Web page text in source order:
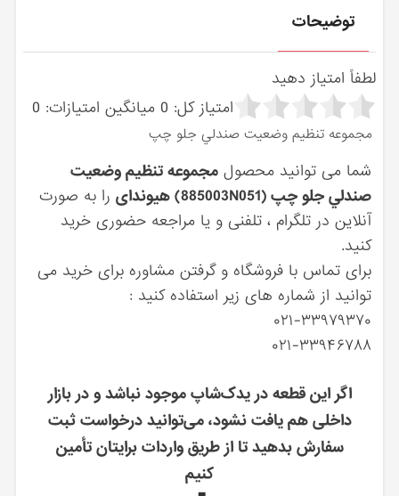
توضیحات
لطفاً امتیاز دهید
امتیاز کل: 0 میانگین امتیازات: 0
مجموعه تنظيم وضعيت صندلي جلو چپ
شما می توانید محصولمجموعه تنظيم وضعيت
صندلي جلو چپ (885003N051) هیوندای
را به صورت
آنلاین در تلگرام ، تلفنی و یا مراجعه حضوری خرید
کنید.
برای تماس با فروشگاه و گرفتن مشاوره برای خرید می
توانید از شماره های زیر استفاده کنید :
۰۲۱-۳۳۹۷۹۳۷۰
۰۲۱-۳۳۹۴۶۷۸۸
اگر این قطعه در یدک‌شاپ موجود نباشد و در بازار
داخلی هم یافت نشود، می‌توانید درخواست ثبت
سفارش بدهید تا از طریق واردات برایتان تأمین
کنیم